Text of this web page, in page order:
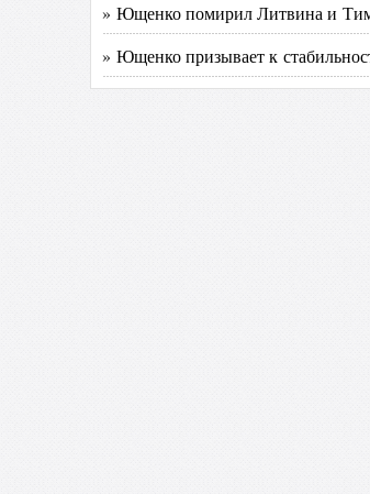
» Ющенко помирил Литвина и
» Ющенко призывает к